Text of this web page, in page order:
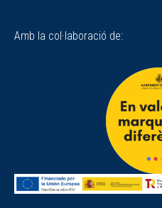
Amb la col·laboració de: